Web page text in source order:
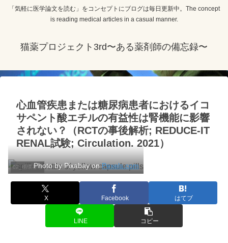
「気軽に医学論文を読む」をコンセプトにブログは毎日更新中。The concept
is reading medical articles in a casual manner.
猫薬プロジェクト3rd〜ある薬剤師の備忘録〜
心血管疾患または糖尿病患者におけるイコ
サペント酸エチルの有益性は腎機能に影響
されない？（RCTの事後解析; REDUCE-IT
RENAL試験; Circulation. 2021）
02_循環器系Photo by Pixabay onPexels.com
X Facebook はてブ
LINE コピー